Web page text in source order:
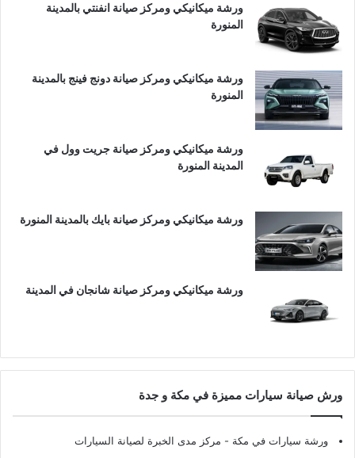
ورشة ميكانيكي ومركز صيانة انفنتي بالمدينة
المنورة
ورشة ميكانيكي ومركز صيانة دونج فينج بالمدينة
المنورة
ورشة ميكانيكي ومركز صيانة جريت وول في
المدينة المنورة
ورشة ميكانيكي ومركز صيانة بايك بالمدينة المنورة
ورشة ميكانيكي ومركز صيانة شانجان في المدينة
ورش صيانة سيارات مميزة في مكة و جدة
ورشة سيارات في مكة - مركز مدى الخبرة لصيانة السيارات